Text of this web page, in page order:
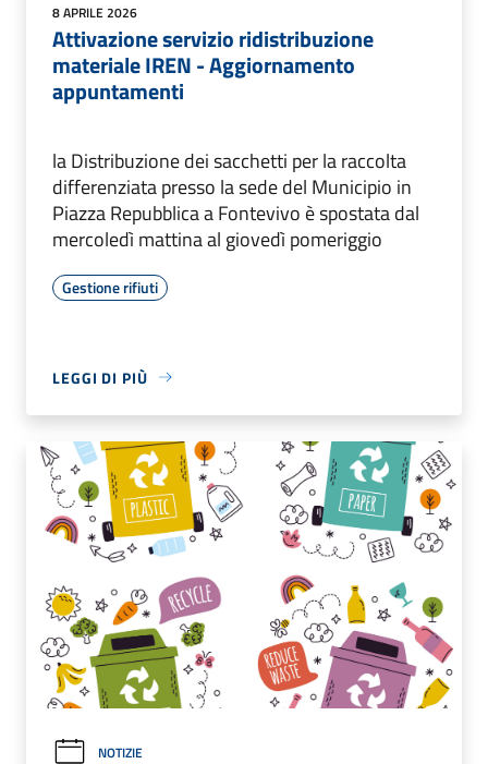
8 APRILE 2026
Attivazione servizio ridistribuzione
materiale IREN - Aggiornamento
appuntamenti
la Distribuzione dei sacchetti per la raccolta
differenziata presso la sede del Municipio in
Piazza Repubblica a Fontevivo è spostata dal
mercoledì mattina al giovedì pomeriggio
Gestione rifiuti
LEGGI DI PIÙ
NOTIZIE